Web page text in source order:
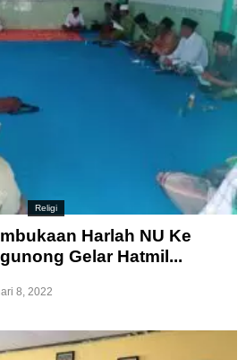
Religi
Harlah NU Ke
Gelar Hatmil...
8, 2022